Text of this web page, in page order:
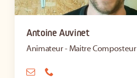
Antoine Auvinet
Animateur - Maitre Composteur